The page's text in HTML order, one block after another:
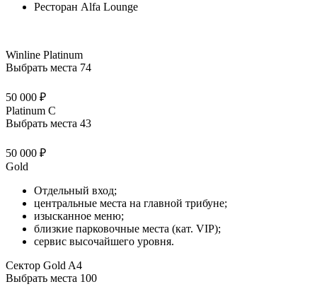
Ресторан Alfa Lounge
Winline Platinum
Выбрать места 74
50 000 ₽
Platinum C
Выбрать места 43
50 000 ₽
Gold
Отдельный вход;
центральные места на главной трибуне;
изысканное меню;
близкие парковочные места (кат. VIP);
сервис высочайшего уровня.
Сектор Gold A4
Выбрать места 100